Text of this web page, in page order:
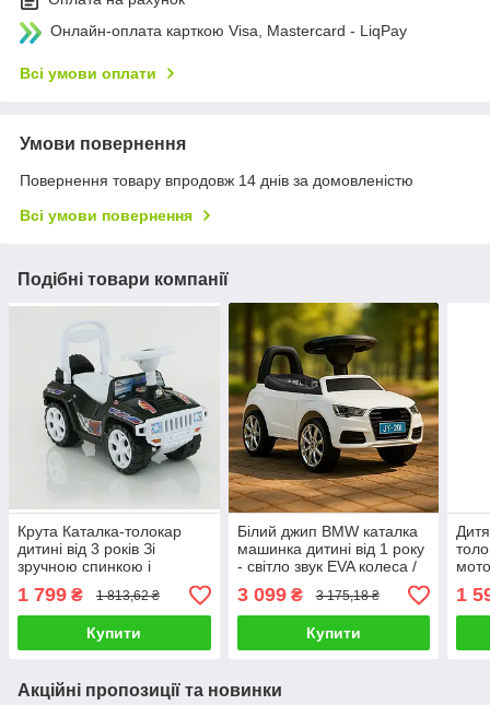
Онлайн-оплата карткою Visa, Mastercard - LiqPay
Всі умови оплати
Умови повернення
Повернення товару впродовж 14 днів за домовленістю
Всі умови повернення
Подібні товари компанії
Крута Каталка-толокар
дитині від 3 років Зі
зручною спинкою і
багажником Чорний хамер
зі звуковим сигналом
ORION
1 799 ₴ 1 813,62 ₴
Купити
Білий джип BMW каталка
машинка дитині від 1 року
- світло звук EVA колеса /
автомобіль для вулиці
3 099₴ 3 175,18 ₴
Купити
1
Акційні пропозиції та новинки